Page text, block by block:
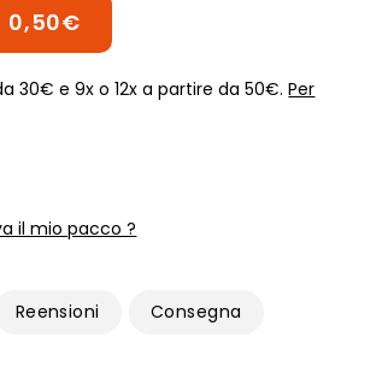
0,50€
30€ e 9x o 12x a partire da 50€.Per
il mio pacco ?
Reensioni Consegna